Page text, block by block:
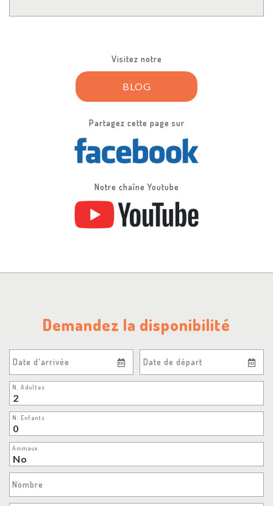
Visitez notre
BLOG
Partagez cette page sur
Notre chaîne Youtube
Demandez la disponibilité
Date d'arrivée Date de départ
N. Adultes
N. Enfants
Animaux
Nombre